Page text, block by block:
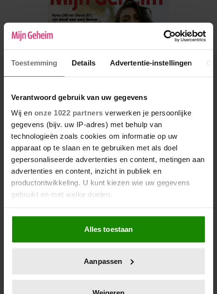
Toestemming Details Advertentie-instellingen
Verantwoord gebruik van uw gegevens
Wij en onze 1022 partners verwerken je persoonlijke
gegevens (bijv. uw IP-adres) met behulp van
technologieën zoals cookies om informatie op uw
apparaat op te slaan en te gebruiken met als doel
gepersonaliseerde advertenties en content, metingen aan
advertenties en content, inzicht in publiek en
productontwikkeling. U kunt kiezen wie uw gegevens
gebruikt en met welke doelen.
Als u het toestaat, willen we ook graag:
Informatie verzamelen over uw geografische locatie,
die tot een paar meter nauwkeurig kan zijn
op specifieke eigenschappen (fingerprinting)
verwerkt en stel uw voorkeuren in het
Alles toestaan
Aanpassen
De nieuwe Mijn Geheim ligt nu in de winkel
Abonneren
Digitaal lezen